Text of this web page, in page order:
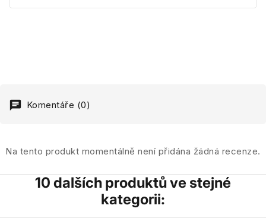
Komentáře (0)
Na tento produkt momentálně není přidána žádná recenze.
10 dalších produktů ve stejné
kategorii: